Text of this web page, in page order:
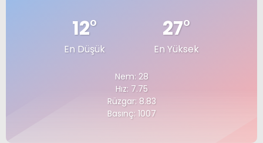
12°
En Düşük
27°
En Yüksek
Nem: 28
Hız: 7.75
Rüzgar: 8.83
Basınç: 1007